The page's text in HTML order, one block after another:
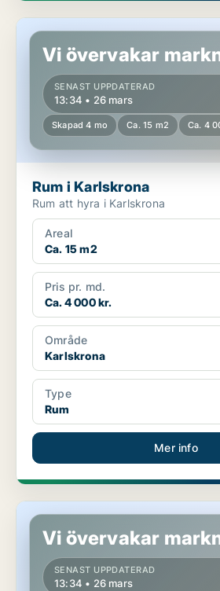
Rum i Karlskrona
Vi övervakar
SENAST UPPDATERAD
13:34 • 26 mars
Skapad 4 mo Ca. 15 m2 Ca. 4
Rum i Karlskrona
Rum att hyra i Karlskrona
Areal
Ca. 15 m2
Pris pr. md.
Ca. 4 000 kr.
Område
Karlskrona
Type
Rum
Mer info
Rum i Karlskrona
Vi övervakar
SENAST UPPDATERAD
13:34 • 26 mars